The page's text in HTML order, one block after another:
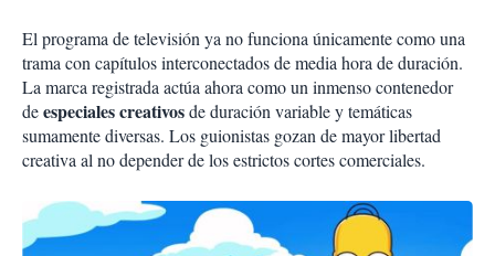
El programa de televisión ya no funciona únicamente como una
trama con capítulos interconectados de media hora de duración.
La marca registrada actúa ahora como un inmenso contenedor
deespeciales creativosde duración variable y temáticas
sumamente diversas. Los guionistas gozan de mayor libertad
creativa al no depender de los estrictos cortes comerciales.